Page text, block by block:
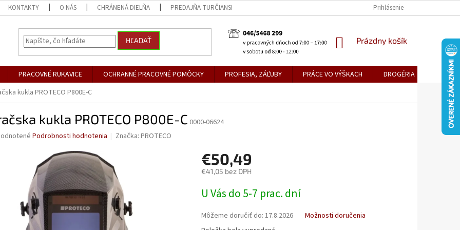
KONTAKTY O NÁS CHRÁNENÁ DIELŇA PREDAJŇA TURČIANSKE TEPLICE DOPRAVA A PLATBY
Prihlásenie
HĽADAŤ
NÁKUPNÝ
Prázdny košík
PRACOVNÉ RUKAVICE OCHRANNÉ PRACOVNÉ POMÔCKY PROFESIA, ZÁĽUBY PRÁCE VO VÝŠKACH DROGÉRIA
kukla PROTECO P800E-C
kukla PROTECO P800E-C 0000-06624
Podrobnosti hodnotenia Značka:PROTECO
€50,49
€41,05 bez DPH
cena:
U Vás do 5-7 prac. dní
Môžeme doručiť do: 17.8.2026
Možnosti doručenia